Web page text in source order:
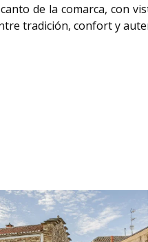
de la comarca, con
tradición, confort y